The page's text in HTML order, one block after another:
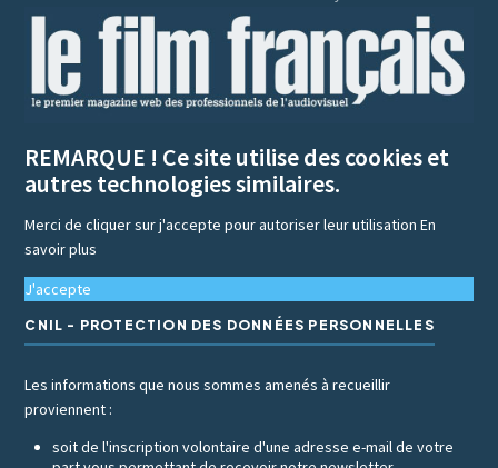
REMARQUE ! Ce site utilise des cookies et
autres technologies similaires.
Merci de cliquer sur j'accepte pour autoriser leur utilisationEn
savoir plus
J'accepte
CNIL - PROTECTION DES DONNÉES PERSONNELLES
Les informations que nous sommes amenés à recueillir
proviennent :
soit de l'inscription volontaire d'une adresse e-mail de votre